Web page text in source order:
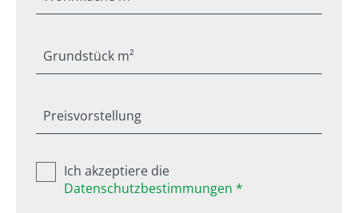
Grundstück m²
Preisvorstellung
Ich akzeptiere die
Datenschutzbestimmungen *